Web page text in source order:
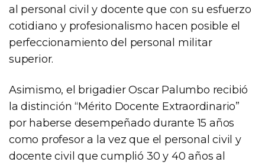
al personal civil y docente que con su esfuerzo
cotidiano y profesionalismo hacen posible el
perfeccionamiento del personal militar
superior.
Asimismo, el brigadier Oscar Palumbo recibió
la distinción “Mérito Docente Extraordinario”
por haberse desempeñado durante 15 años
como profesor a la vez que el personal civil y
docente civil que cumplió 30 y 40 años al